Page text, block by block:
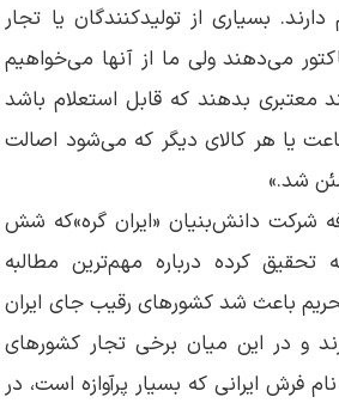
بسیاری از تولیدکنندگان یا تجار
می‌دهند ولی ما از آنها می‌خواهیم
معتبری بدهند که قابل استعلام باشد
یا هر کالای دیگر که می‌شود اصالت
شد.»
شرکت دانش‌بنیان «ایران گره»که شش
کرده درباره مهم‌ترین مطالبه
باعث شد کشورهای رقیب جای ایران
و در این میان برخی تجار کشورهای
فرش ایرانی که بسیار پرآوازه است،‌ در